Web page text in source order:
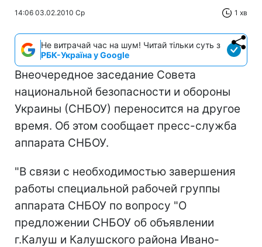
14:06 03.02.2010 Ср 1 хв
Не витрачай час на шум! Читай тільки суть з
РБК-Україна у Google
Внеочередное заседание Совета
национальной безопасности и обороны
Украины (СНБОУ) переносится на другое
время. Об этом сообщает пресс-служба
аппарата СНБОУ.
"В связи с необходимостью завершения
работы специальной рабочей группы
аппарата СНБОУ по вопросу "О
предложении СНБОУ об объявлении
г.Калуш и Калушского района Ивано-